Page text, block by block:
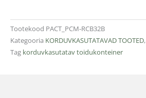
Tootekood PACT_PCM-RCB32B
Kategooria KORDUVKASUTATAVAD TOOTED,
Tag korduvkasutatav toidukonteiner